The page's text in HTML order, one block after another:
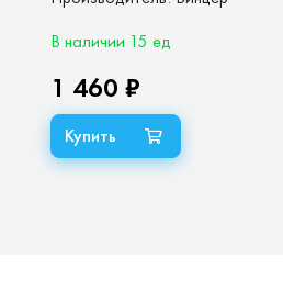
В наличии 15 ед
1 460 ₽